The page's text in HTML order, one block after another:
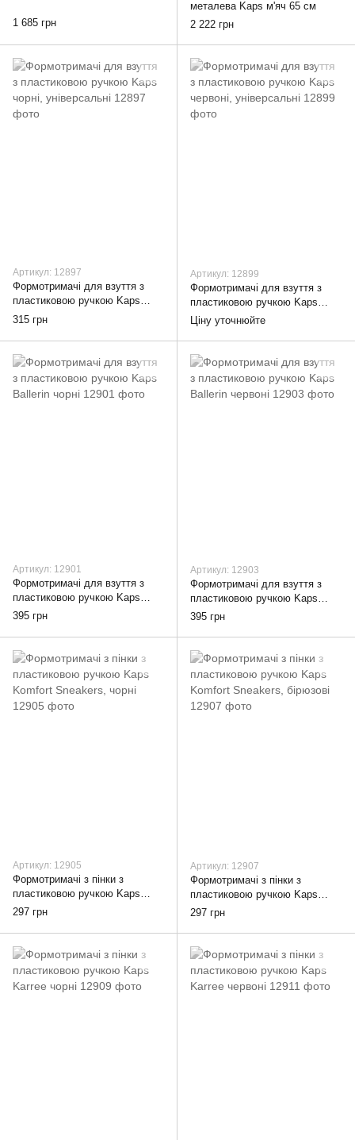
1 685 грн
металева Kaps м'яч 65 см
2 222 грн
Артикул: 12897
Формотримачі для взуття з
пластиковою ручкою Kaps
чорні, універсальні
315 грн
Артикул: 12899
Формотримачі для взуття з
пластиковою ручкою Kaps
червоні, універсальні
Ціну уточнюйте
Артикул: 12901
Формотримачі для взуття з
пластиковою ручкою Kaps
Ballerin чорні
395 грн
Артикул: 12903
Формотримачі для взуття з
пластиковою ручкою Kaps
Ballerin червоні
395 грн
Артикул: 12905
Формотримачі з пінки з
пластиковою ручкою Kaps
Komfort Sneakers, чорні
297 грн
Артикул: 12907
Формотримачі з пінки з
пластиковою ручкою Kaps
Komfort Sneakers, бірюзові
297 грн